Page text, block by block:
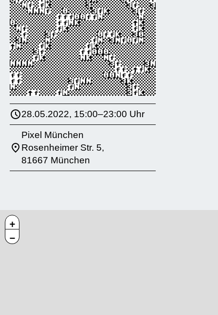
28.05.2022, 15:00–23:00 Uhr
Pixel München
Rosenheimer Str. 5,
81667 München
+
−